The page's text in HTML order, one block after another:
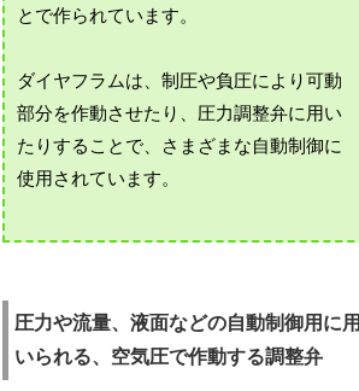
とで作られています。
ダイヤフラムは、制圧や負圧により可動
部分を作動させたり、圧力調整弁に用い
たりすることで、さまざまな自動制御に
使用されています。
圧力や流量、液面などの自動制御用に用
いられる、空気圧で作動する調整弁